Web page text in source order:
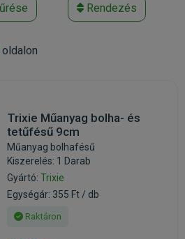
Rendezés
oldalon
Trixie Műanyag bolha- és
tetűfésű 9cm
Műanyag bolhafésű
Kiszerelés: 1 Darab
Gyártó: Trixie
Egységár: 355 Ft / db
Raktáron